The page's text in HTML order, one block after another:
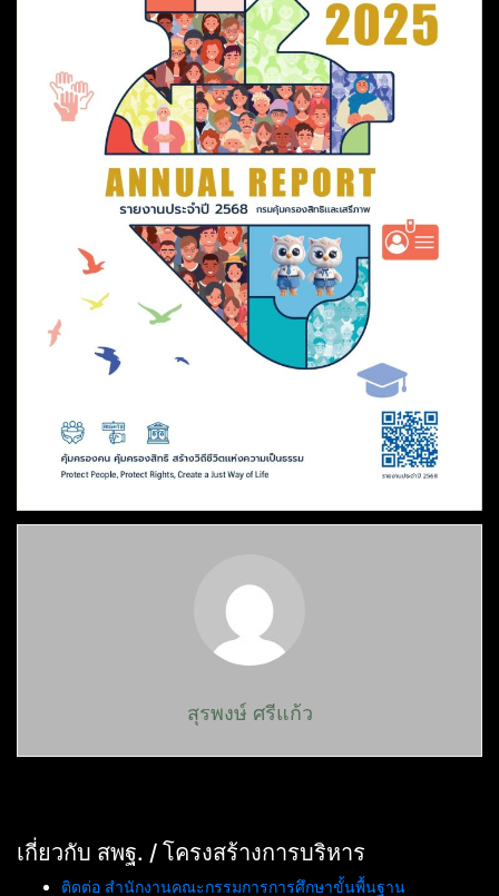
สุรพงษ์ ศรีแก้ว
เกี่ยวกับ สพฐ. / โครงสร้างการบริหาร
ติดต่อ สำนักงานคณะกรรมการการศึกษาขั้นพื้นฐาน